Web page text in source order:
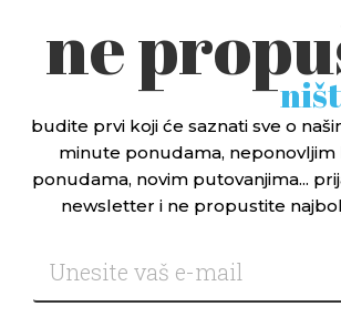
ne
budite prvi koji će saznati sve o
minute ponudama, neponovljim
ponudama, novim putovanjima...
newsletter i ne propustite